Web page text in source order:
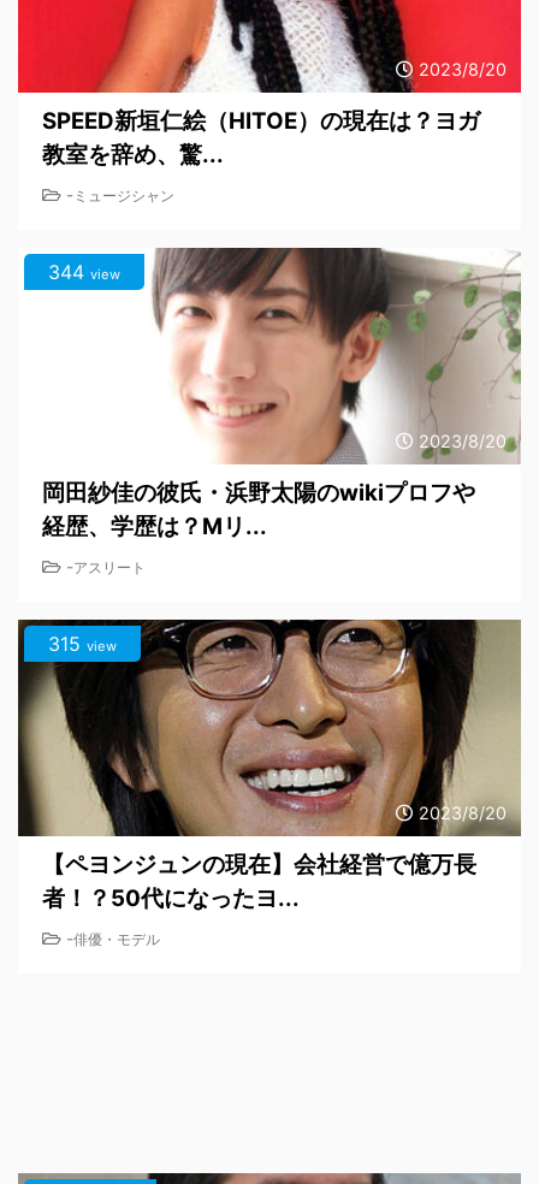
2023/8/20
SPEED新垣仁絵（HITOE）の現在は？ヨガ
教室を辞め、驚...
- ミュージシャン
2023/8/20
344 view
岡田紗佳の彼氏・浜野太陽のwikiプロフや
経歴、学歴は？Mリ...
-アスリート
2023/8/20
315 view
【ペヨンジュンの現在】会社経営で億万長
者！？50代になったヨ...
-俳優・モデル